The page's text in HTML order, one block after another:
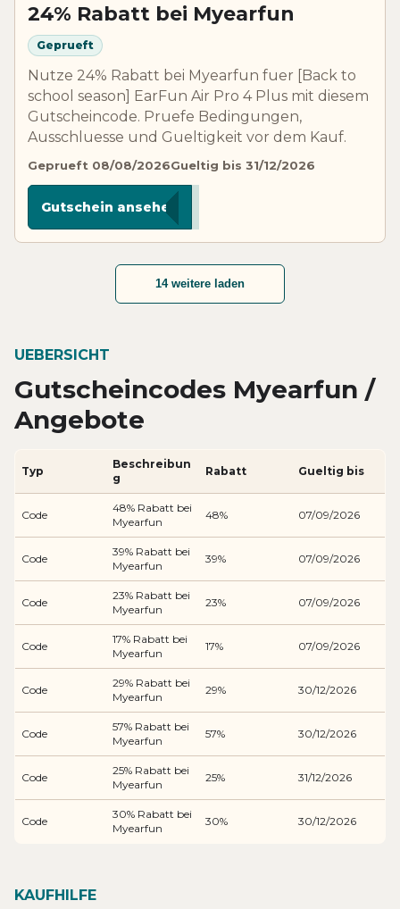
24% Rabatt bei Myearfun
Geprueft
Nutze 24% Rabatt bei Myearfun fuer [Back to
school season] EarFun Air Pro 4 Plus mit diesem
Gutscheincode. Pruefe Bedingungen,
Ausschluesse und Gueltigkeit vor dem Kauf.
Geprueft 08/08/2026Gueltig bis 31/12/2026
Gutschein ansehen
14 weitere laden
UEBERSICHT
Gutscheincodes Myearfun /
Angebote
Typ
Beschreibun
g
Rabatt Gueltig bis
Code
48% Rabatt bei
Myearfun
48% 07/09/2026
Code
39% Rabatt bei
Myearfun
39% 07/09/2026
Code
23% Rabatt bei
Myearfun
23% 07/09/2026
Code
17% Rabatt bei
Myearfun
17% 07/09/2026
Code
29% Rabatt bei
Myearfun
29% 30/12/2026
Code
57% Rabatt bei
Myearfun
57% 30/12/2026
Code
25% Rabatt bei
Myearfun
25% 31/12/2026
Code
30% Rabatt bei
Myearfun
30% 30/12/2026
KAUFHILFE